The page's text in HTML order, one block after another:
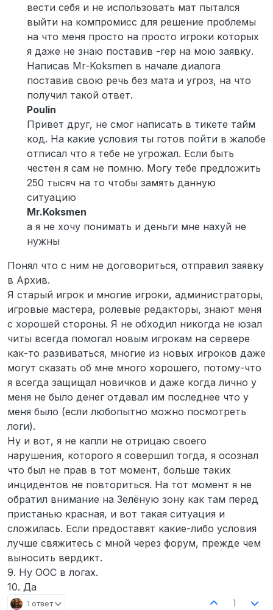
вести себя и не использовать мат пытался
выйти на компромисс для решение проблемы
на что меня просто на просто игроки которых
я даже не знаю поставив -rep на мою заявку.
Написав Mr-Koksmen в начале диалога
поставив свою речь без мата и угроз, на что
получил такой ответ.
Poulin
Привет друг, не смог написать в тикете тайм
код. На какие условия ты готов пойти в жалобе
отписал что я тебе не угрожал. Если быть
честен я сам не помню. Могу тебе предложить
250 тысяч на то чтобы замять данную
ситуацию
Mr.Koksmen
а я не хочу понимать и деньги мне нахуй не
нужны
Понял что с ним не договориться, отправил заявку
в Архив.
Я старый игрок и многие игроки, администраторы,
игровые мастера, ролевые редакторы, знают меня
с хорошей стороны. Я не обходил никогда не юзал
читы всегда помогал новым игрокам на сервере
как-то развиваться, многие из новых игроков даже
могут сказать об мне много хорошего, потому-что
я всегда защищал новичков и даже когда лично у
меня не было денег отдавал им последнее что у
меня было (если любопытно можно посмотреть
логи).
Ну и вот, я не капли не отрицаю своего
нарушения, которого я совершил тогда, я осознал
что был не прав в тот момент, больше таких
инцидентов не повториться. На тот момент я не
обратил внимание на Зелёную зону как там перед
пристанью красная, и вот такая ситуация и
сложилась. Если предоставят какие-либо условия
лучше свяжитесь с мной через форум, прежде чем
выносить вердикт.
9. Ну OOC в логах.
10. Да
1 ответ 1